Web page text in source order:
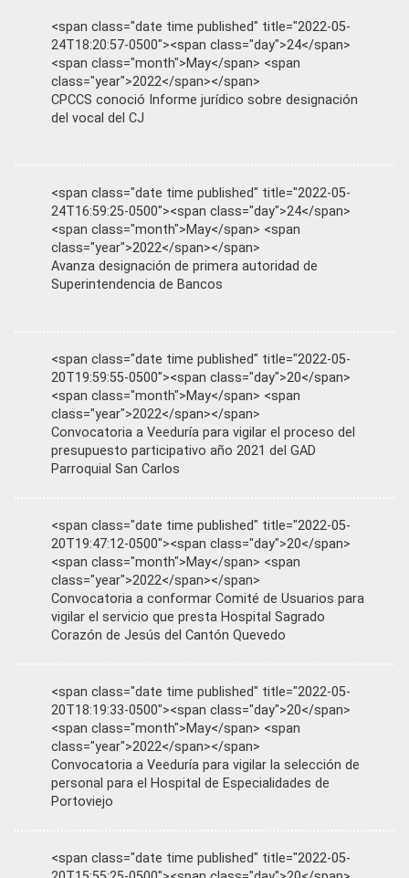
<span class="date time published" title="2022-05-
24T18:20:57-0500"><span class="day">24</span>
<span class="month">May</span> <span
class="year">2022</span></span>
CPCCS conoció Informe jurídico sobre designación
del vocal del CJ
<span class="date time published" title="2022-05-
24T16:59:25-0500"><span class="day">24</span>
<span class="month">May</span> <span
class="year">2022</span></span>
Avanza designación de primera autoridad de
Superintendencia de Bancos
<span class="date time published" title="2022-05-
20T19:59:55-0500"><span class="day">20</span>
<span class="month">May</span> <span
class="year">2022</span></span>
Convocatoria a Veeduría para vigilar el proceso del
presupuesto participativo año 2021 del GAD
Parroquial San Carlos
<span class="date time published" title="2022-05-
20T19:47:12-0500"><span class="day">20</span>
<span class="month">May</span> <span
class="year">2022</span></span>
Convocatoria a conformar Comité de Usuarios para
vigilar el servicio que presta Hospital Sagrado
Corazón de Jesús del Cantón Quevedo
<span class="date time published" title="2022-05-
20T18:19:33-0500"><span class="day">20</span>
<span class="month">May</span> <span
class="year">2022</span></span>
Convocatoria a Veeduría para vigilar la selección de
personal para el Hospital de Especialidades de
Portoviejo
<span class="date time published" title="2022-05-